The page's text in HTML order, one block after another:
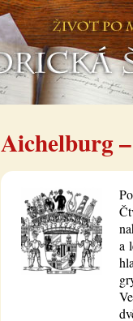
Aichelburg
a